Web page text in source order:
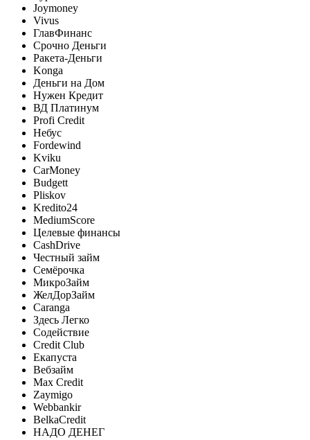
Joymoney
Vivus
ГлавФинанс
Срочно Деньги
Ракета-Деньги
Konga
Деньги на Дом
Нужен Кредит
ВД Платинум
Profi Credit
Небус
Fordewind
Kviku
CarMoney
Budgett
Pliskov
Kredito24
MediumScore
Целевые финансы
CashDrive
Честный займ
Семёрочка
МикроЗайм
ЖелДорЗайм
Caranga
Здесь Легко
Содействие
Credit Club
Екапуста
Вебзайм
Max Credit
Zaymigo
Webbankir
BelkaCredit
НАДО ДЕНЕГ